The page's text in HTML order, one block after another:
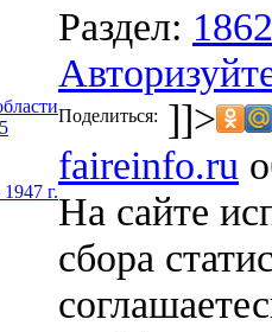
г.
Раздел: 1862
Поделиться: ]]>
faireinfo.ru
На сайте
сбора